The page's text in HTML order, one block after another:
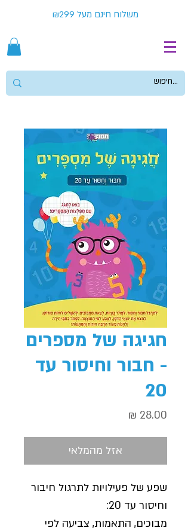
משלוח חינם מעל ₪299
חגיגה של מספרים
- חבור וחיסור עד
20
אזל מהמלאי
שפע של פעילויות לתרגול חיבור
וחיסור עד 20:
מבוכים, התאמות, צביעה לפי